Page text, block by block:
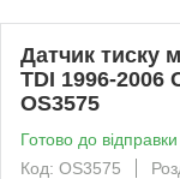
Датчик тиску
TDI 1996-2006
OS3575
Готово до відправки
Код: OS3575